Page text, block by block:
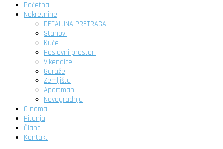
Početna
Nekretnine
DETALJNA PRETRAGA
Stanovi
Kuće
Poslovni prostori
Vikendice
Garaže
Zemljišta
Apartmani
Novogradnja
O nama
Pitanja
Članci
Kontakt